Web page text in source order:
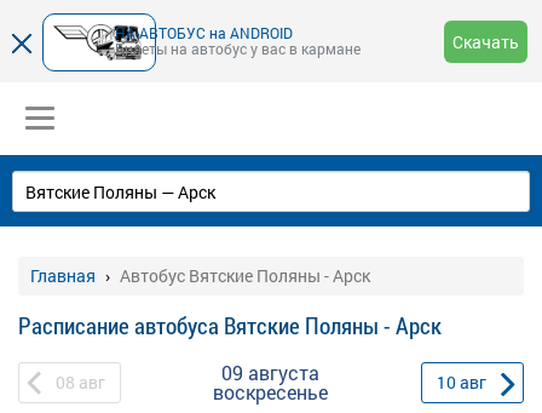
НА-АВТОБУС на ANDROID
Билеты на автобус у вас в кармане
Скачать
Главная Автобус Вятские Поляны - Арск
Расписание автобуса Вятские Поляны - Арск
08 авг 09 августа
воскресенье 10авг